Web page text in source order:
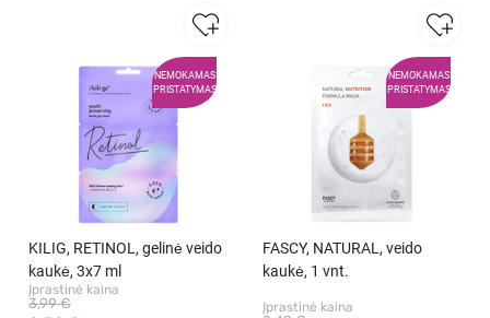
NEMOKAMAS
PRISTATYMAS
KILIG, RETINOL, gelinė veido
kaukė, 3x7 ml
Įprastinė kaina
3,99 €
NEMOKAMAS
PRISTATYMAS
FASCY, NATURAL, veido
kaukė, 1 vnt.
Įprastinė kaina